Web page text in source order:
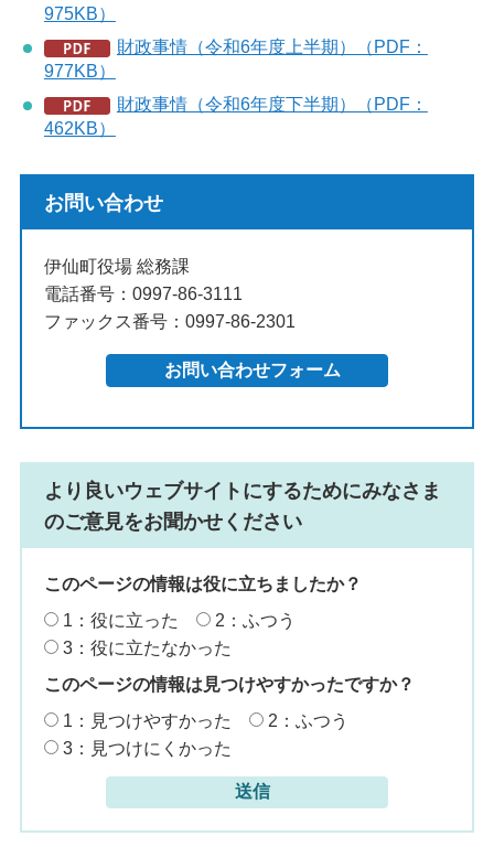
975KB）
財政事情（令和6年度上半期）（PDF：
977KB）
財政事情（令和6年度下半期）（PDF：
462KB）
お問い合わせ
伊仙町役場 総務課
電話番号：0997-86-3111
ファックス番号：0997-86-2301
より良いウェブサイトにするためにみなさま
のご意見をお聞かせください
このページの情報は役に立ちましたか？
1：役に立った
2：ふつう
3：役に立たなかった
このページの情報は見つけやすかったですか？
1：見つけやすかった
2：ふつう
3：見つけにくかった